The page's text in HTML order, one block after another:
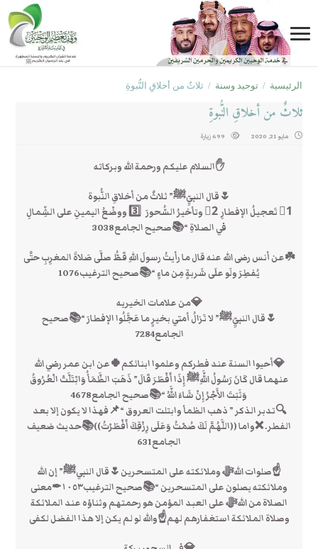
الرئيسية / توحيد وسنة / ثلاثٌ من أخلاقِ النُّبوةِ
ثلاثٌ من أخلاقِ النُّبوةِ
مايو 21, 2020 699 زيارة
✋السلام عليكم ورحمة الله وبركاته
🌷قال النبيِّﷺ” ثلاثٌ من أخلاقِ النُّبوة
1⃣ تَعجيلُ الإفطارِ 2⃣ وتأخيرُ السُّحورَ 3️⃣ ووضْعُ اليمينِ على الشِّمالِ
في الصلاةِ “📚صحيح الجامع3038
☘️عن أنس رضى الله عنه قال ما رأيتُ رسولَ اللهِ قَطُّ صلَّى صَلاةَ المغرِبِ حتَّى
يُفطِرَ ولَو علَى شَربةٍ مِن ماءٍ “📚صحيح الترغيب1076
💎من علامات الخيريه
🌷قال النبيِّﷺ” لا تَزالُ أمتي بخيرٍ ما عَجَّلُوا الإفطارَ “📚صحيح
الجامع7284
💎أحيوا السنة عند فطركم وعلموا ابنائكم🍀عن ابن عمر رضي الله
عنهما قال كَانَ رَسُولُ اللَّهِﷺ إِذَا أَفْطَرَ قَالَ” ذَهَبَ الظَّمَأُ وَابْتَلَّتْ الْعُرُوقُ
وَثَبَتَ الأَجْرُ إِنْ شَاءَ اللَّهُ “📚صحيح الجامع4678
🔍تدبر الذكر ” ذهب الظمأ وابتلت العروق “📌فهذا لا يكون إلا بعد
الفطر. ❌واما ((اللَّهُمَّ لَكَ صُمْتُ وَعَلَى رِزْقِكَ أَفْطَرْتُ))📚حديث ضعيف
الجامع631
☝صلوات اللهﷻ وملائكته على المتسحرين🌷قال النبيﷺ” إن الله
وملائكته يصلون على المتسحرين “📚صحيح الترغيب١٠٥٣✒معنى
الصلاة من اللهﷻ على العبد المؤمن هو رحمتهم وثناؤه عند الملائكة
وصلاة الملائكة استغفارهم لهم☝والله لو لم يكن إﻻ هذا الفضل لكفى